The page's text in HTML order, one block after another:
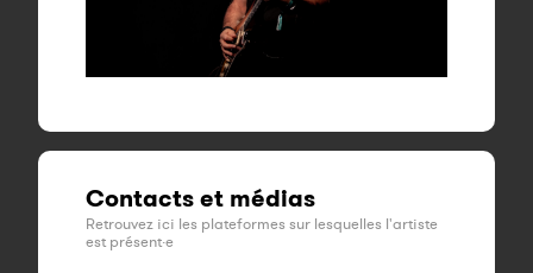
Contacts et médias
Retrouvez ici les plateformes sur lesquelles l'artiste
est présent·e